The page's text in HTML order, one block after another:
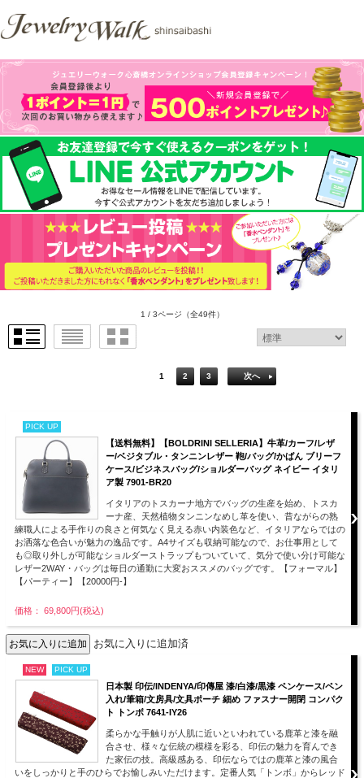
1 / 3ページ （全49件）
1 2 3 次へ
PICK UP
【送料無料】【BOLDRINI SELLERIA】牛革/カーフ/レザ
ー/ベジタブル・タンニンレザー 鞄/バッグ/かばん ブリーフ
ケース/ビジネスバッグ/ショルダーバッグ ネイビー イタリ
ア製 7901-BR20
イタリアのトスカーナ地方でバッグの生産を始め、トスカ
ーナ産、天然植物タンニンなめし革を使い、昔ながらの熟
練職人による手作りの良さと何気なく見える赤い内装色など、イタリアならではの
お洒落な色合いが魅力の逸品です。A4サイズも収納可能なので、お仕事用として
も◎取り外しが可能なショルダーストラップもついていて、気分で使い分け可能な
レザー2WAY・バッグは毎日の通勤に大変おススメのバッグです。【フォーマル】
【パーティー】【20000円-】
価格： 69,800円(税込)
お気に入りに追加済
NEW PICK UP
日本製 印伝/INDENYA/印傳屋 漆/白漆/黒漆 ペンケース/ペン
入れ/筆箱/文房具/文具ポーチ 細め ファスナー開閉 コンパク
ト トンボ 7641-IY26
柔らかな手触りが人肌に近いといわれている鹿革と漆を融
合させ、様々な伝統の模様を彩る、印伝の魅力を育んでき
た家伝の技。高級感ある、印伝ならではの鹿革と漆の風合
いをしっかりと手のひらでお愉しみいただけます。定番人気「トンボ」からレッド